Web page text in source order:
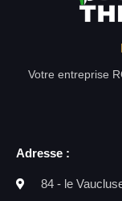
Votre entreprise
Adresse :
84 - le